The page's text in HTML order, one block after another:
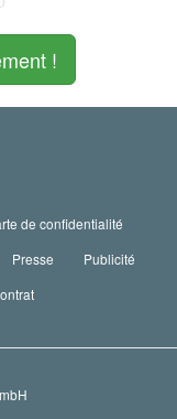
!
de confidentialité
Presse
Publicité